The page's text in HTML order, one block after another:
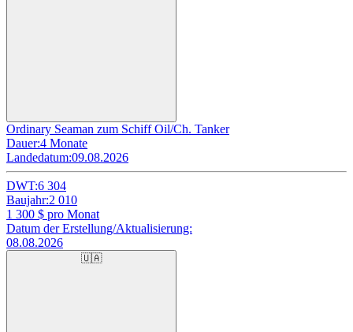
Ordinary Seaman zum Schiff Oil/Ch. Tanker
Dauer:4 Monate
Landedatum:09.08.2026
DWT:6 304
Baujahr:2 010
1 300 $ pro Monat
Datum der Erstellung/Aktualisierung:
08.08.2026
🇺🇦